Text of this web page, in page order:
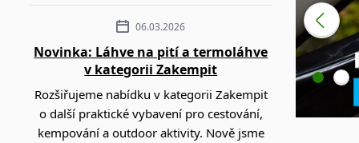
06.03.2026
Novinka: Láhve na pití a termoláhve
v kategorii Zakempit
Rozšiřujeme nabídku v kategorii Zakempit
o další praktické vybavení pro cestování,
kempování a outdoor aktivity. Nově jsme